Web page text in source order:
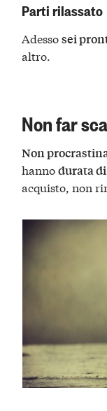
Parti rilassato
Adessosei
altro.
Non far
Non
hannodurata
acquisto, non